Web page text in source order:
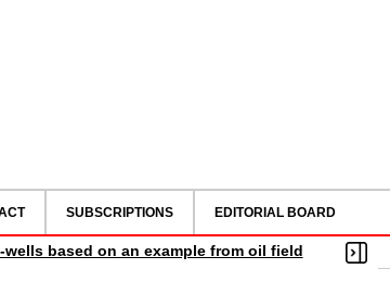
SUBSCRIPTIONS EDITORIAL BOARD
based on an example from oil field